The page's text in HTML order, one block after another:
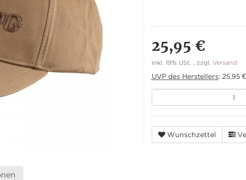
25,95 €
inkl. 19% USt. , zzgl. Versand
UVP des Herstellers: 25,95 €
Wunschzettel